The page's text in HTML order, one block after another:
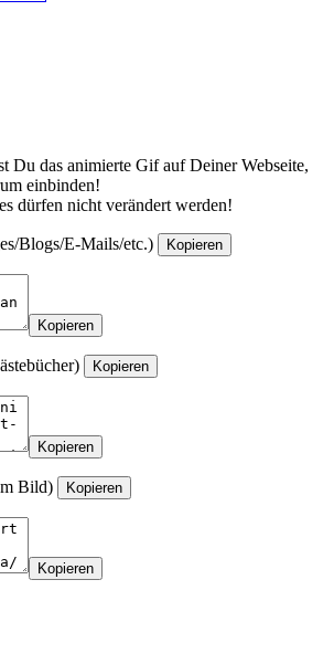
Du das animierte Gif auf Deiner Webseite,
einbinden!
dürfen nicht verändert werden!
Blogs/E-Mails/etc.) Kopieren
Kopieren
Kopieren
Kopieren
Bild) Kopieren
Kopieren